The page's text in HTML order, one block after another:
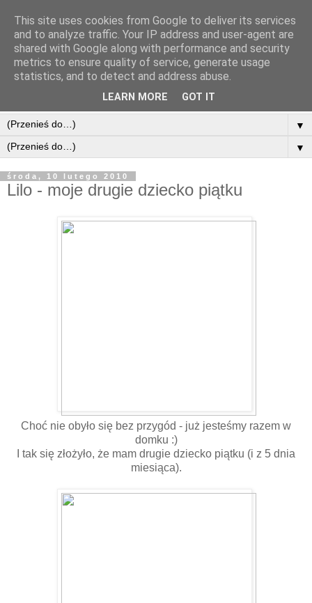
▼
▼
środa, 10 lutego 2010
Lilo - moje drugie dziecko piątku
Choć nie obyło się bez przygód - już jesteśmy razem w
domku :)
I tak się złożyło, że mam drugie dziecko piątku (i z 5 dnia
miesiąca).
This site uses cookies from Google to deliver its services
and to analyze traffic. Your IP address and user-agent are
shared with Google along with performance and security
metrics to ensure quality of service, generate usage
statistics, and to detect and address abuse.
LEARN MORE GOT IT